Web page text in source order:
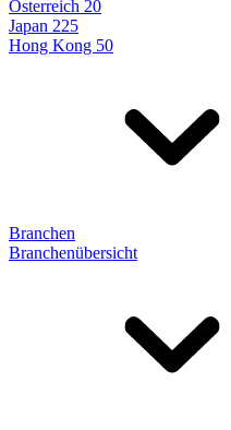
Österreich 20
Japan 225
Hong Kong 50
Branchen
Branchenübersicht